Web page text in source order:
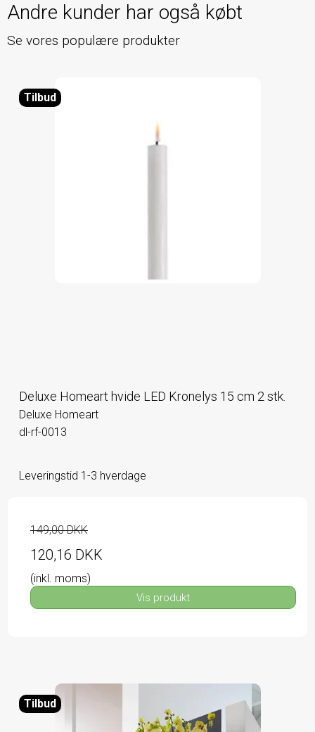
Andre kunder har også købt
Se vores populære produkter
Tilbud
Deluxe Homeart hvide LED Kronelys 15 cm 2 stk.
Deluxe Homeart
dl-rf-0013
Leveringstid 1-3 hverdage
149,00 DKK
120,16 DKK
(inkl. moms)
Vis produkt
Tilbud